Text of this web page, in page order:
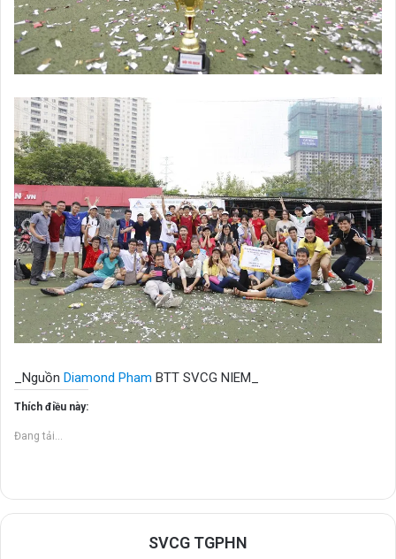
_Nguồn Diamond Pham BTT SVCG NIEM_
Thích điều này:
Đang tải...
SVCG TGPHN